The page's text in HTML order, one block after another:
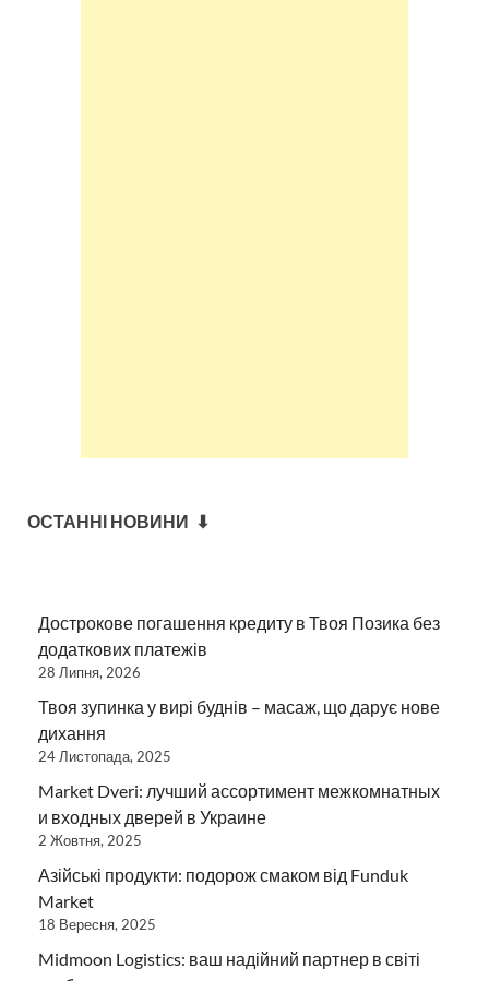
ОСТАННІ НОВИНИ ⬇
Дострокове погашення кредиту в Твоя Позика без
додаткових платежів
28 Липня, 2026
Твоя зупинка у вирі буднів – масаж, що дарує нове
дихання
24 Листопада, 2025
Market Dveri: лучший ассортимент межкомнатных
и входных дверей в Украине
2 Жовтня, 2025
Азійські продукти: подорож смаком від Funduk
Market
18 Вересня, 2025
Midmoon Logistics: ваш надійний партнер в світі